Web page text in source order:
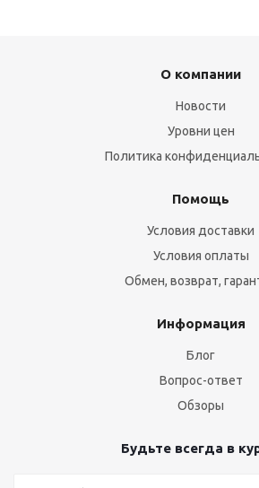
О компании
Новости
Уровни цен
Политика
Помощь
Условия доставки
Условия оплаты
Обмен, возврат,
Информация
Блог
Вопрос-ответ
Обзоры
Будьте всегда в